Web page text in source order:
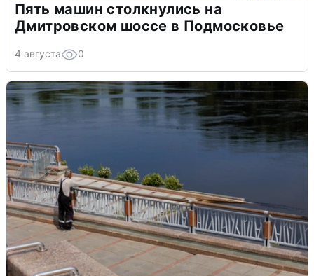
Пять машин столкнулись на
Дмитровском шоссе в Подмосковье
4 августа 0